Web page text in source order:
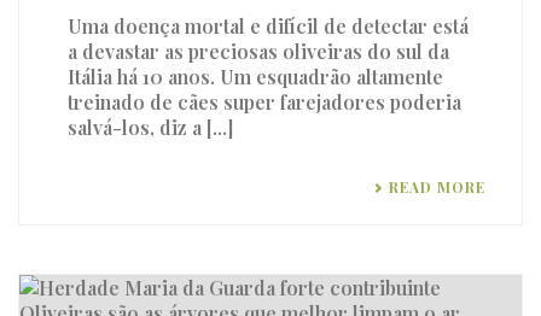
Uma doença mortal e difícil de detectar está
a devastar as preciosas oliveiras do sul da
Itália há 10 anos. Um esquadrão altamente
treinado de cães super farejadores poderia
salvá-los, diz a [...]
READ MORE